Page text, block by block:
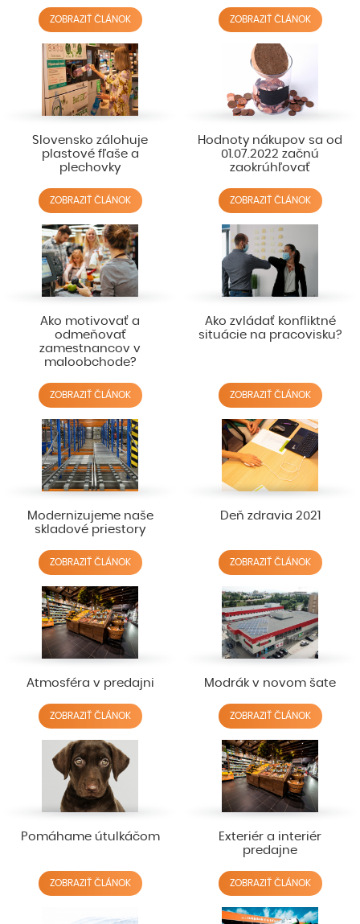
ZOBRAZIŤ ČLÁNOK ZOBRAZIŤ ČLÁNOK
Slovensko zálohuje
plastové fľaše a
plechovky
ZOBRAZIŤ ČLÁNOK
Hodnoty nákupov sa od
01.07.2022 začnú
zaokrúhľovať
ZOBRAZIŤ ČLÁNOK
Ako motivovať a
odmeňovať
zamestnancov v
maloobchode?
ZOBRAZIŤ ČLÁNOK
Ako zvládať konfliktné
situácie na pracovisku?
ZOBRAZIŤ ČLÁNOK
Modernizujeme naše
skladové priestory
ZOBRAZIŤ ČLÁNOK
Deň zdravia 2021
ZOBRAZIŤ ČLÁNOK
Atmosféra v predajni
ZOBRAZIŤ ČLÁNOK
Modrák v novom šate
ZOBRAZIŤ ČLÁNOK
Pomáhame útulkáčom
ZOBRAZIŤ ČLÁNOK
Exteriér a interiér
predajne
ZOBRAZIŤ ČLÁNOK